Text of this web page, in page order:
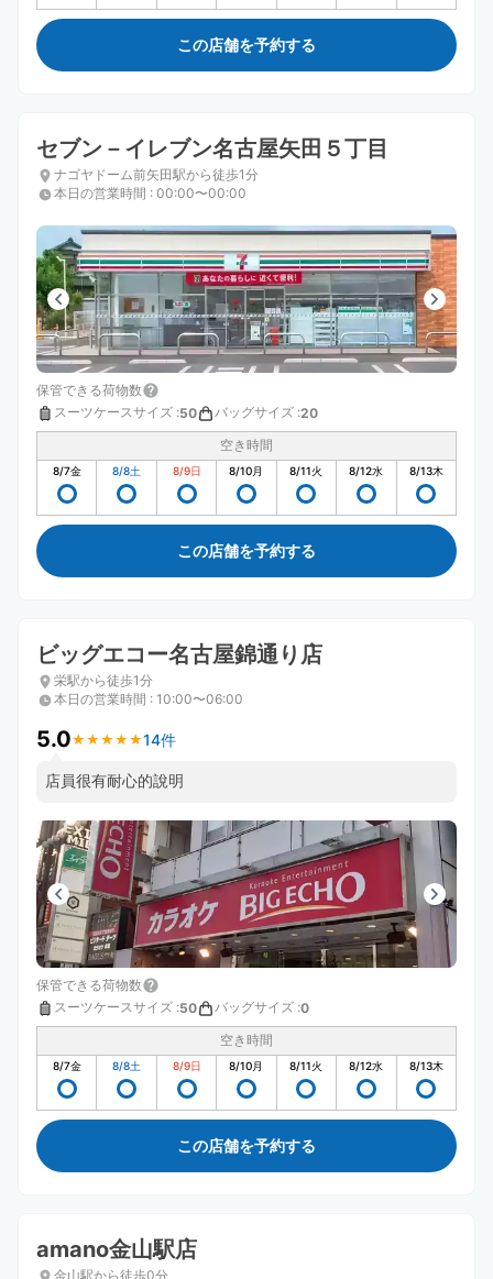
この店舗を予約する
セブン－イレブン名古屋矢田５丁目
ナゴヤドーム前矢田駅から徒歩1分
本日の営業時間 : 00:00〜00:00
保管できる荷物数
スーツケースサイズ :50 バッグサイズ :20
空き時間
8/7金 8/8土 8/9日 8/10月 8/11火 8/12水 8/13木
この店舗を予約する
ビッグエコー名古屋錦通り店
栄駅から徒歩1分
本日の営業時間 : 10:00〜06:00
5.0★ ★ ★ ★ ★
★ ★ ★ ★ ★14件
店員很有耐心的說明
保管できる荷物数
スーツケースサイズ :50 バッグサイズ :0
空き時間
8/7金 8/8土 8/9日 8/10月 8/11火 8/12水 8/13木
この店舗を予約する
amano金山駅店
金山駅から徒歩0分